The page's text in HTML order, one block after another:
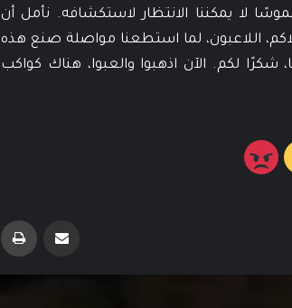
لا يمكننا الانتظار لاستكشافه. نأمل أن
اللاعبون، لما استطعنا مواصلة صنع هذه
لكم. الآن اذهبوا والعبوا، هناك كواكب